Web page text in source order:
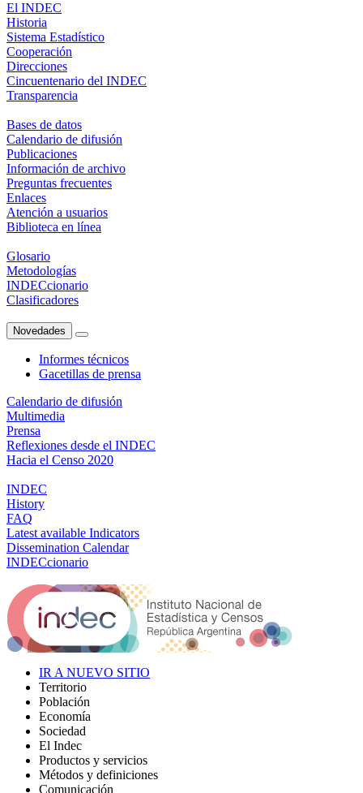
El INDEC
Historia
Sistema Estadístico
Cooperación
Direcciones
Cincuentenario del INDEC
Transparencia
Bases de datos
Calendario de difusión
Publicaciones
Información de archivo
Preguntas frecuentes
Enlaces
Atención a usuarios
Biblioteca en línea
Glosario
Metodologías
INDECcionario
Clasificadores
Novedades
Informes técnicos
Gacetillas de prensa
Calendario de difusión
Multimedia
Prensa
Reflexiones desde el INDEC
Hacia el Censo 2020
INDEC
History
FAQ
Latest available Indicators
Dissemination Calendar
INDECcionario
IR A NUEVO SITIO
Territorio
Población
Economía
Sociedad
El Indec
Productos y servicios
Métodos y definiciones
Comunicación